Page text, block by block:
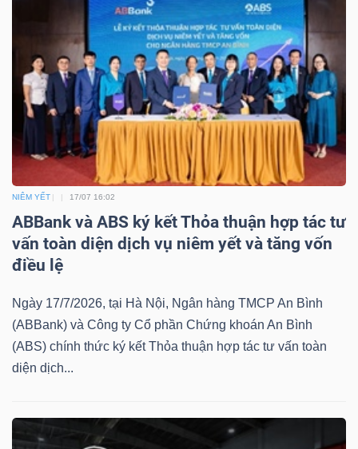
NIÊM YẾT 17/07 16:02
ABBank và ABS ký kết Thỏa thuận hợp tác tư
vấn toàn diện dịch vụ niêm yết và tăng vốn
điều lệ
Ngày 17/7/2026, tại Hà Nội, Ngân hàng TMCP An Bình
(ABBank) và Công ty Cổ phần Chứng khoán An Bình
(ABS) chính thức ký kết Thỏa thuận hợp tác tư vấn toàn
diện dịch...
Dịch
vụ
tạo